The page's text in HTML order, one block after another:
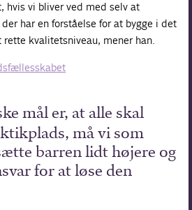
hvis vi bliver ved med selv at
har en forståelse for at bygge i det
kvalitetsniveau, mener han.
mål er, at alle skal
må vi som
barren lidt højere og
for at løse den